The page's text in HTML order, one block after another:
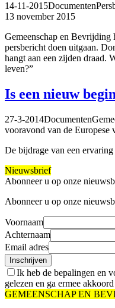
14-11-2015Documenten
13 november 2015
Gemeenschap en Bevrijding
persbericht doen uitgaan.
hangt aan een zijden draad.
leven?”
Is een nieuw
27-3-2014Documenten
vooravond van de Europese
De bijdrage van een ervaring
Nieuwsbrief
Abonneer u op onze
Abonneer u op onze
Voornaam
Achternaam
Email adres
Inschrijven
Ik heb de bepalingen en
gelezen en ga ermee akkoord
GEMEENSCHAP EN